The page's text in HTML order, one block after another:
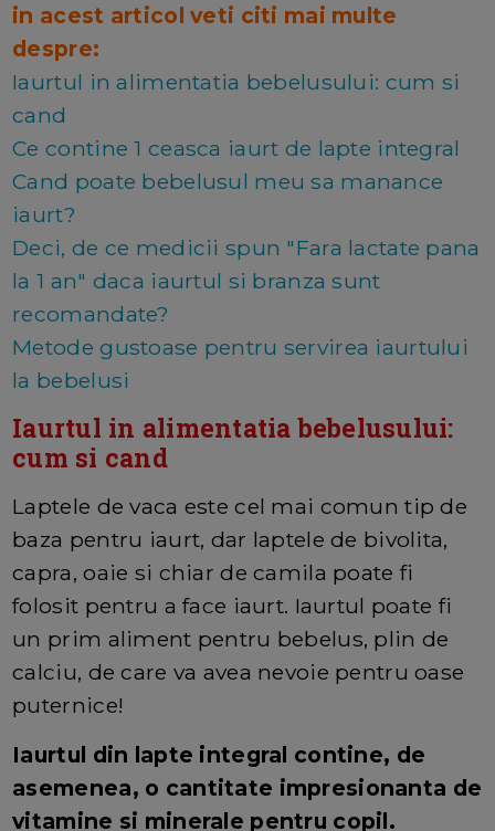
in acest articol veti citi mai multe
despre:
Iaurtul in alimentatia bebelusului: cum si
cand
Ce contine 1 ceasca iaurt de lapte integral
Cand poate bebelusul meu sa manance
iaurt?
Deci, de ce medicii spun "Fara lactate pana
la 1 an" daca iaurtul si branza sunt
recomandate?
Metode gustoase pentru servirea iaurtului
la bebelusi
Iaurtul in alimentatia bebelusului:
cum si cand
Laptele de vaca este cel mai comun tip de
baza pentru iaurt, dar laptele de bivolita,
capra, oaie si chiar de camila poate fi
folosit pentru a face iaurt. Iaurtul poate fi
un prim aliment pentru bebelus, plin de
calciu, de care va avea nevoie pentru oase
puternice!
Iaurtul din lapte integral contine, de
asemenea, o cantitate impresionanta de
vitamine si minerale pentru copil.